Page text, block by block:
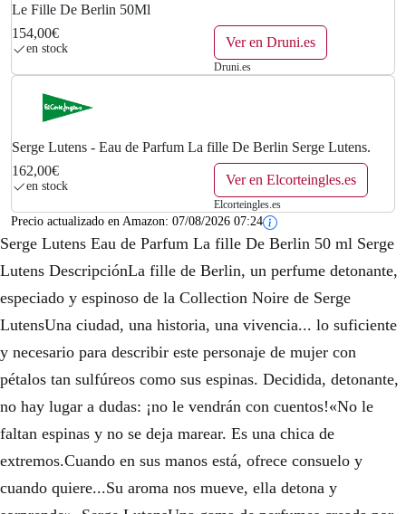
Le Fille De Berlin 50Ml
154,00€
en stock Ver en Druni.es
Druni.es
Serge Lutens - Eau de Parfum La fille De Berlin Serge Lutens.
162,00€
en stock Ver en Elcorteingles.es
Elcorteingles.es
Precio actualizado en Amazon: 07/08/2026 07:24
Serge Lutens Eau de Parfum La fille De Berlin 50 ml Serge
Lutens DescripciónLa fille de Berlin, un perfume detonante,
especiado y espinoso de la Collection Noire de Serge
LutensUna ciudad, una historia, una vivencia... lo suficiente
y necesario para describir este personaje de mujer con
pétalos tan sulfúreos como sus espinas. Decidida, detonante,
no hay lugar a dudas: ¡no le vendrán con cuentos!«No le
faltan espinas y no se deja marear. Es una chica de
extremos.Cuando en sus manos está, ofrece consuelo y
cuando quiere...Su aroma nos mueve, ella detona y